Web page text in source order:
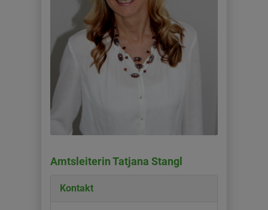
Amtsleiterin Tatjana Stangl
Kontakt